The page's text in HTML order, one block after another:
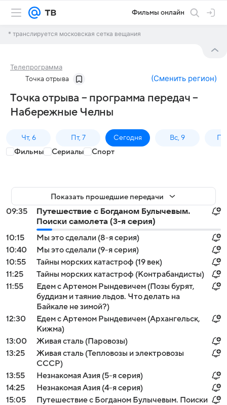
Фильмы онлайн
* транслируется московская сетка вещания
Телепрограмма
Точка отрыва (Сменить регион)
Точка отрыва – программа передач –
Набережные Челны
Чт, 6 Пт, 7 Сегодня Вс, 9
Фильмы Сериалы Спорт
Показать прошедшие передачи
09:35
Путешествие с Богданом Булычевым.
Поиски самолета (3-я серия)
10:15
Мы это сделали (8-я серия)
10:40
Мы это сделали (9-я серия)
10:55
Тайны морских катастроф (19 век)
11:25
Тайны морских катастроф (Контрабандисты)
11:55
Едем с Артемом Рындевичем (Позы бурят,
буддизм и таяние льдов. Что делать на
Байкале не зимой?)
12:30
Едем с Артемом Рындевичем (Архангельск,
Кижма)
13:00
Живая сталь (Паровозы)
13:25
Живая сталь (Тепловозы и электровозы
СССР)
13:55
Незнакомая Азия (5-я серия)
14:25
Незнакомая Азия (4-я серия)
15:05
Путешествие с Богданом Булычевым. Поиски